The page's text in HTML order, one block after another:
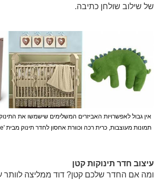
של שילוב שולחן כתיבה.
אין גבול לאפשרויות האביזרים המשלימים שישמשו את
תמונות מעוצבות, כרית רכה וכוורת אחסון לחדר תינוק מבית 'do-be' (צילום: יח'צ)
עיצוב חדר תינוקות קטן
ומה אם החדר שלכם קטן? דוד ממליצה